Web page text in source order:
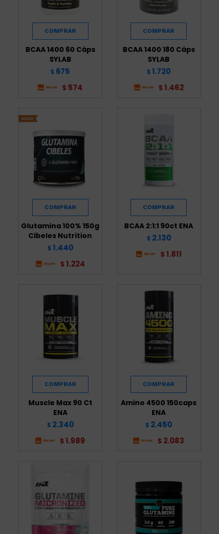
BCAA 1400 60 Cáps
SYLAB
$ 675
$ 574
BCAA 1400 180 Cáps
SYLAB
$ 1.720
$ 1.462
Glutamina 100% 150g
Cibeles Nutrition
$ 1.440
$ 1.224
BCAA 2:1:1 90ct ENA
$ 2.130
$ 1.811
Muscle Max 90 Ct
ENA
$ 2.340
$ 1.989
Amino 4500 150caps
ENA
$ 2.450
$ 2.083